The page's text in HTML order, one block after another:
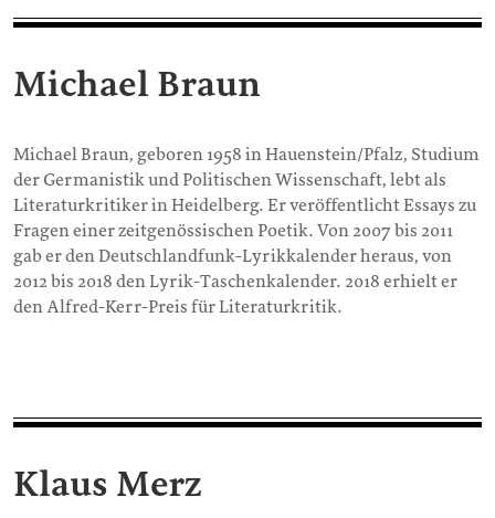
Michael Braun
Michael Braun, geboren 1958 in Hauenstein/Pfalz, Studium
der Germanistik und Politischen Wissenschaft, lebt als
Literaturkritiker in Heidelberg. Er veröffentlicht Essays zu
Fragen einer zeitgenössischen Poetik. Von 2007 bis 2011
gab er den Deutschlandfunk-Lyrikkalender heraus, von
2012 bis 2018 den Lyrik-Taschenkalender. 2018 erhielt er
den Alfred-Kerr-Preis für Literaturkritik.
Klaus Merz